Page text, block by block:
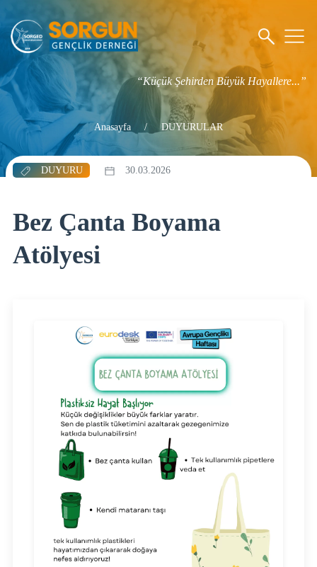
“Küçük Şehirden Büyük Hayallere...”
Anasayfa DUYURULAR
DUYURU 30.03.2026
Bez Çanta Boyama
Atölyesi